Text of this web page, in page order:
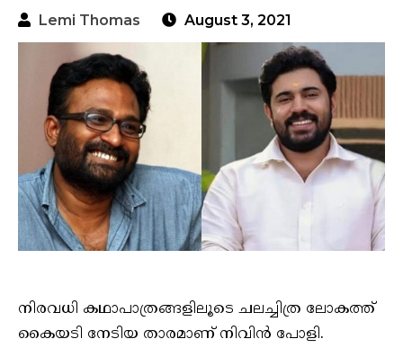
Lemi Thomas August 3, 2021
നിരവധി കഥാപാത്രങ്ങളിലൂടെ ചലച്ചിത്ര ലോകത്ത്
കൈയടി നേടിയ താരമാണ് നിവിന്‍ പോളി.